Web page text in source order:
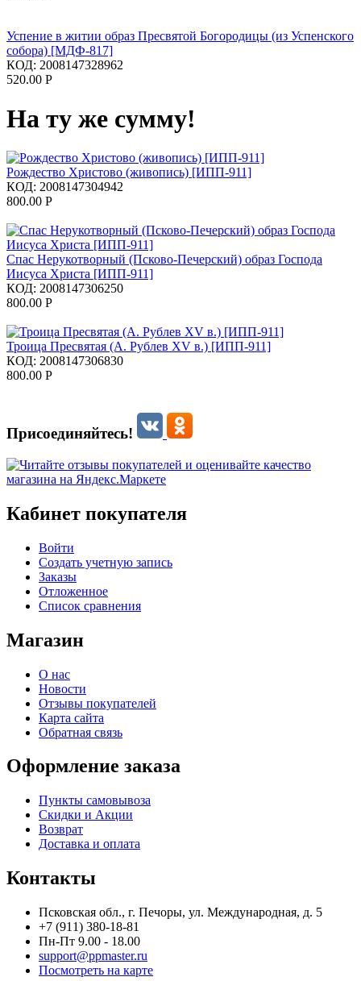
Успение в житии образ Пресвятой Богородицы (из Успенского
собора) [МДФ-817]
КОД: 2008147328962
520.00 Р
На ту же сумму!
Рождество Христово (живопись) [ИПП-911]
КОД: 2008147304942
800.00 Р
Спас Нерукотворный (Псково-Печерский) образ Господа
Иисуса Христа [ИПП-911]
КОД: 2008147306250
800.00 Р
Троица Пресвятая (А. Рублев XV в.) [ИПП-911]
КОД: 2008147306830
800.00 Р
Присоединяйтесь!
Кабинет покупателя
Войти
Создать учетную запись
Заказы
Отложенное
Список сравнения
Магазин
О нас
Новости
Отзывы покупателей
Карта сайта
Обратная связь
Оформление заказа
Пункты самовывоза
Скидки и Акции
Возврат
Доставка и оплата
Контакты
Псковская обл., г. Печоры, ул. Международная, д. 5
+7 (911) 380-18-81
Пн-Пт 9.00 - 18.00
support@ppmaster.ru
Посмотреть на карте